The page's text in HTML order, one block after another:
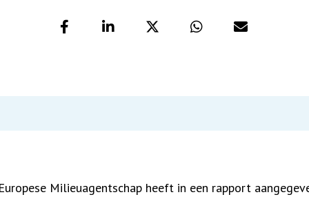
Milieuagentschap heeft in een rapport